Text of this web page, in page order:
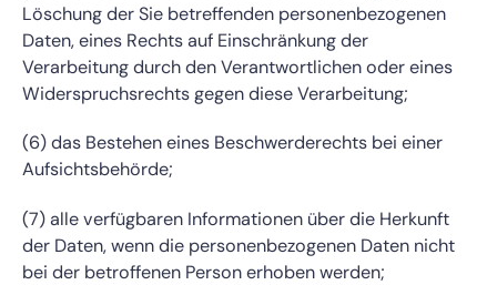
Löschung der Sie betreffenden personenbezogenen
Daten, eines Rechts auf Einschränkung der
Verarbeitung durch den Verantwortlichen oder eines
Widerspruchsrechts gegen diese Verarbeitung;
(6) das Bestehen eines Beschwerderechts bei einer
Aufsichtsbehörde;
(7) alle verfügbaren Informationen über die Herkunft
der Daten, wenn die personenbezogenen Daten nicht
bei der betroffenen Person erhoben werden;